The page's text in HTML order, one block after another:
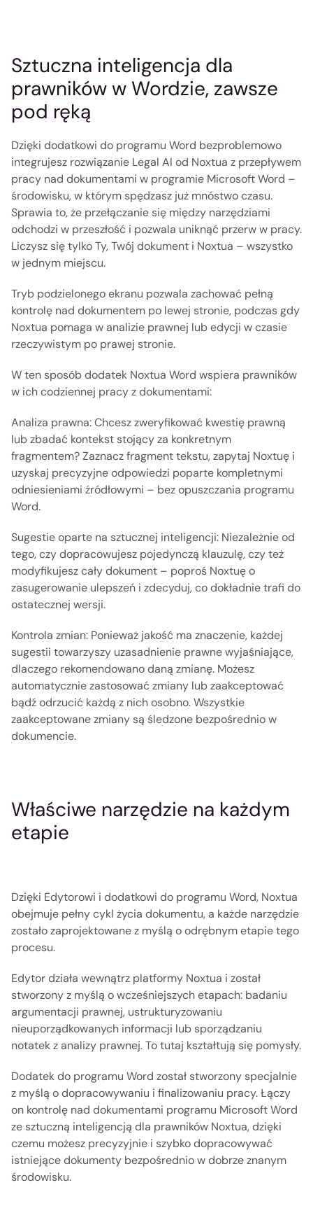
Sztuczna inteligencja dla
prawników w Wordzie, zawsze
pod ręką
Dzięki dodatkowi do programu Word bezproblemowo
integrujesz rozwiązanie Legal AI od Noxtua z przepływem
pracy nad dokumentami w programie Microsoft Word –
środowisku, w którym spędzasz już mnóstwo czasu.
Sprawia to, że przełączanie się między narzędziami
odchodzi w przeszłość i pozwala uniknąć przerw w pracy.
Liczysz się tylko Ty, Twój dokument i Noxtua – wszystko
w jednym miejscu.
Tryb podzielonego ekranu pozwala zachować pełną
kontrolę nad dokumentem po lewej stronie, podczas gdy
Noxtua pomaga w analizie prawnej lub edycji w czasie
rzeczywistym po prawej stronie.
W ten sposób dodatek Noxtua Word wspiera prawników
w ich codziennej pracy z dokumentami:
Analiza prawna: Chcesz zweryfikować kwestię prawną
lub zbadać kontekst stojący za konkretnym
fragmentem? Zaznacz fragment tekstu, zapytaj Noxtuę i
uzyskaj precyzyjne odpowiedzi poparte kompletnymi
odniesieniami źródłowymi – bez opuszczania programu
Word.
Sugestie oparte na sztucznej inteligencji: Niezależnie od
tego, czy dopracowujesz pojedynczą klauzulę, czy też
modyfikujesz cały dokument – poproś Noxtuę o
zasugerowanie ulepszeń i zdecyduj, co dokładnie trafi do
ostatecznej wersji.
Kontrola zmian: Ponieważ jakość ma znaczenie, każdej
sugestii towarzyszy uzasadnienie prawne wyjaśniające,
dlaczego rekomendowano daną zmianę. Możesz
automatycznie zastosować zmiany lub zaakceptować
bądź odrzucić każdą z nich osobno. Wszystkie
zaakceptowane zmiany są śledzone bezpośrednio w
dokumencie.
Właściwe narzędzie na każdym
etapie
Dzięki Edytorowi i dodatkowi do programu Word, Noxtua
obejmuje pełny cykl życia dokumentu, a każde narzędzie
zostało zaprojektowane z myślą o odrębnym etapie tego
procesu.
Edytor działa wewnątrz platformy Noxtua i został
stworzony z myślą o wcześniejszych etapach: badaniu
argumentacji prawnej, ustrukturyzowaniu
nieuporządkowanych informacji lub sporządzaniu
notatek z analizy prawnej. To tutaj kształtują się pomysły.
Dodatek do programu Word został stworzony specjalnie
z myślą o dopracowywaniu i finalizowaniu pracy. Łączy
on kontrolę nad dokumentami programu Microsoft Word
ze sztuczną inteligencją dla prawników Noxtua, dzięki
czemu możesz precyzyjnie i szybko dopracowywać
istniejące dokumenty bezpośrednio w dobrze znanym
środowisku.